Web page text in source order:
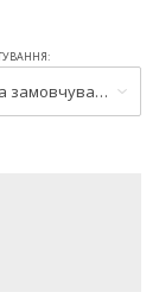
За замовчуванням